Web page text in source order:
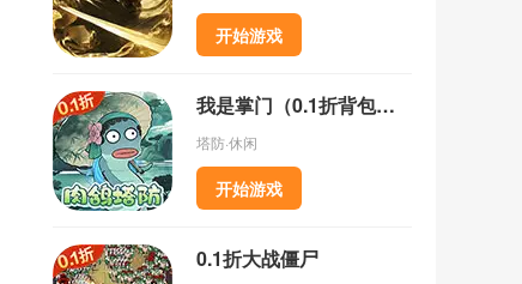
开始游戏
我是掌门（0.1折背包乱斗）
塔防·休闲
开始游戏
0.1折大战僵尸